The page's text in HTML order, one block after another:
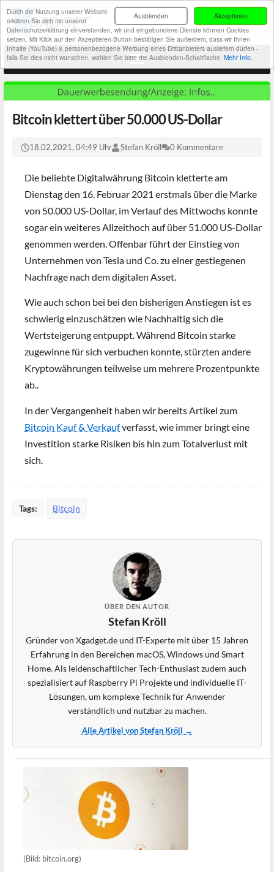
Akzeptieren
Ausblenden
Durch die Nutzung unserer Website
erklären Sie sich mit unserer
Datenschutzerklärung einverstanden, wir und eingebundene Dienste können Cookies
setzen. Mit Klick auf den Akzeptieren-Button bestätigen Sie außerdem, dass wir Ihnen
Inhalte (YouTube) & personenbezogene Werbung eines Drittanbieters ausliefern dürfen -
falls Sie dies nicht wünschen, wählen Sie bitte die Ausblenden-Schaltfläche. Mehr Info.
Bitcoin klettert über 50.000 US-Dollar
18.02.2021, 04:49 Uhr Stefan Kröll 0 Kommentare
Die beliebte Digitalwährung Bitcoin kletterte am
Dienstag den 16. Februar 2021 erstmals über die Marke
von 50.000 US-Dollar, im Verlauf des Mittwochs konnte
sogar ein weiteres Allzeithoch auf über 51.000 US-Dollar
genommen werden. Offenbar führt der Einstieg von
Unternehmen von Tesla und Co. zu einer gestiegenen
Nachfrage nach dem digitalen Asset.
Wie auch schon bei bei den bisherigen Anstiegen ist es
schwierig einzuschätzen wie Nachhaltig sich die
Wertsteigerung entpuppt. Während Bitcoin starke
zugewinne für sich verbuchen konnte, stürzten andere
Kryptowährungen teilweise um mehrere Prozentpunkte
ab..
In der Vergangenheit haben wir bereits Artikel zum
Bitcoin Kauf & Verkaufverfasst, wie immer bringt eine
Investition starke Risiken bis hin zum Totalverlust mit
sich.
Tags: Bitcoin
ÜBER DEN AUTOR
Stefan Kröll
Gründer von Xgadget.de und IT-Experte mit über 15 Jahren
Erfahrung in den Bereichen macOS, Windows und Smart
Home. Als leidenschaftlicher Tech-Enthusiast zudem auch
spezialisiert auf Raspberry Pi Projekte und individuelle IT-
Lösungen, um komplexe Technik für Anwender
verständlich und nutzbar zu machen.
Alle Artikel von Stefan Kröll →
(Bild: bitcoin.org)